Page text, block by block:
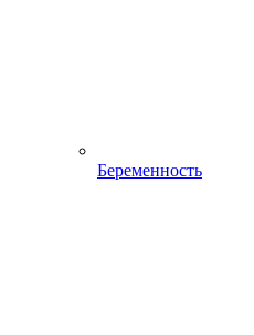
Беременность